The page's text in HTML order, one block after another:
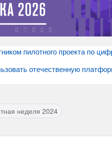
пилотного проекта по
отечественную
неделя 2024